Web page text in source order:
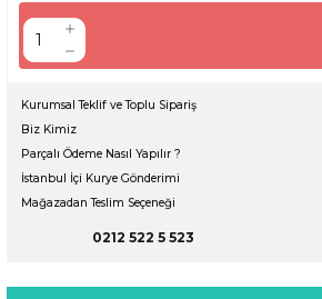
Kurumsal Teklif ve Toplu Sipariş
Biz Kimiz
Parçalı Ödeme Nasıl Yapılır ?
İstanbul İçi Kurye Gönderimi
Mağazadan Teslim Seçeneği
0212 522 5 523